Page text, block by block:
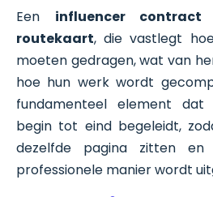
Een influencer contract
routekaart, die vastlegt
moeten gedragen, wat van
hoe hun werk wordt
fundamenteel element
begin tot eind begeleidt,
dezelfde pagina zitten
professionele manier wordt